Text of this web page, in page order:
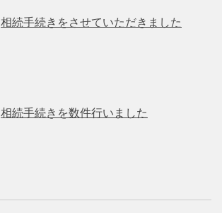
相続手続きをさせていただきました
相続手続きを数件行いました